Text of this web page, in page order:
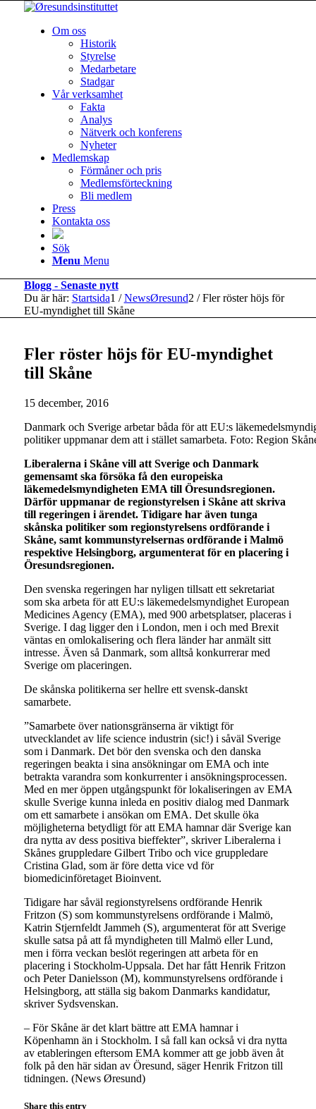
Om oss
Historik
Styrelse
Medarbetare
Stadgar
Vår verksamhet
Fakta
Analys
Nätverk och konferens
Nyheter
Medlemskap
Förmåner och pris
Medlemsförteckning
Bli medlem
Press
Kontakta oss
Sök
Menu Menu
Blogg - Senaste nytt
Du är här: Startsida1 / NewsØresund2 / Fler röster höjs för
EU-myndighet till Skåne
Fler röster höjs för EU-myndighet
till Skåne
15 december, 2016
Danmark och Sverige arbetar båda för att EU:s
politiker uppmanar dem att i stället samarbeta. Foto: Region
Liberalerna i Skåne vill att Sverige och Danmark
gemensamt ska försöka få den europeiska
läkemedelsmyndigheten EMA till Öresundsregionen.
Därför uppmanar de regionstyrelsen i Skåne att skriva
till regeringen i ärendet. Tidigare har även tunga
skånska politiker som regionstyrelsens ordförande i
Skåne, samt kommunstyrelsernas ordförande i Malmö
respektive Helsingborg, argumenterat för en placering i
Öresundsregionen.
Den svenska regeringen har nyligen tillsatt ett sekretariat
som ska arbeta för att EU:s läkemedelsmyndighet European
Medicines Agency (EMA), med 900 arbetsplatser, placeras i
Sverige. I dag ligger den i London, men i och med Brexit
väntas en omlokalisering och flera länder har anmält sitt
intresse. Även så Danmark, som alltså konkurrerar med
Sverige om placeringen.
De skånska politikerna ser hellre ett svensk-danskt
samarbete.
”Samarbete över nationsgränserna är viktigt för
utvecklandet av life science industrin (sic!) i såväl Sverige
som i Danmark. Det bör den svenska och den danska
regeringen beakta i sina ansökningar om EMA och inte
betrakta varandra som konkurrenter i ansökningsprocessen.
Med en mer öppen utgångspunkt för lokaliseringen av EMA
skulle Sverige kunna inleda en positiv dialog med Danmark
om ett samarbete i ansökan om EMA. Det skulle öka
möjligheterna betydligt för att EMA hamnar där Sverige kan
dra nytta av dess positiva bieffekter”, skriver Liberalerna i
Skånes gruppledare Gilbert Tribo och vice gruppledare
Cristina Glad, som är före detta vice vd för
biomedicinföretaget Bioinvent.
Tidigare har såväl regionstyrelsens ordförande Henrik
Fritzon (S) som kommunstyrelsens ordförande i Malmö,
Katrin Stjernfeldt Jammeh (S), argumenterat för att Sverige
skulle satsa på att få myndigheten till Malmö eller Lund,
men i förra veckan beslöt regeringen att arbeta för en
placering i Stockholm-Uppsala. Det har fått Henrik Fritzon
och Peter Danielsson (M), kommunstyrelsens ordförande i
Helsingborg, att ställa sig bakom Danmarks kandidatur,
skriver Sydsvenskan.
– För Skåne är det klart bättre att EMA hamnar i
Köpenhamn än i Stockholm. I så fall kan också vi dra nytta
av etableringen eftersom EMA kommer att ge jobb även åt
folk på den här sidan av Öresund, säger Henrik Fritzon till
tidningen. (News Øresund)
Share this entry